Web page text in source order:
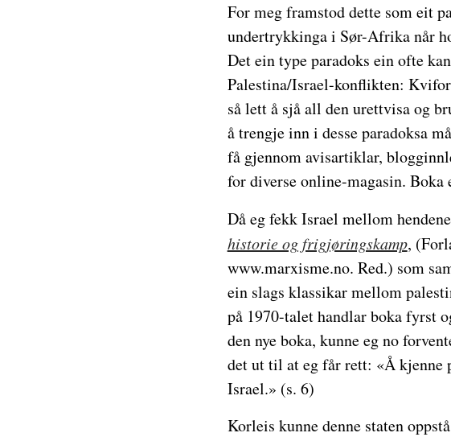
For meg framstod dette som eit
undertrykkinga i Sør-Afrika når
Det ein type paradoks ein ofte
Palestina/Israel-konflikten:
så lett å sjå all den urettvisa og
å trengje inn i desse paradoksa
få gjennom avisartiklar,
for diverse online-magasin.
Då eg fekk Israel mellom
historie og frigjøringskamp,
www.marxisme.no. Red.) som
ein slags klassikar mellom
på 1970-talet handlar boka fyrst
den nye boka, kunne eg no
det ut til at eg får rett: «Å kjenne
Israel.» (s. 6)
Korleis kunne denne staten